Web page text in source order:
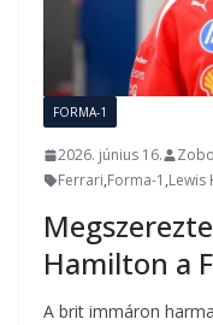
FORMA-1
2026. június 16.
Ferrari,Forma-1,Lewis
Hamilton a
A brit immáron